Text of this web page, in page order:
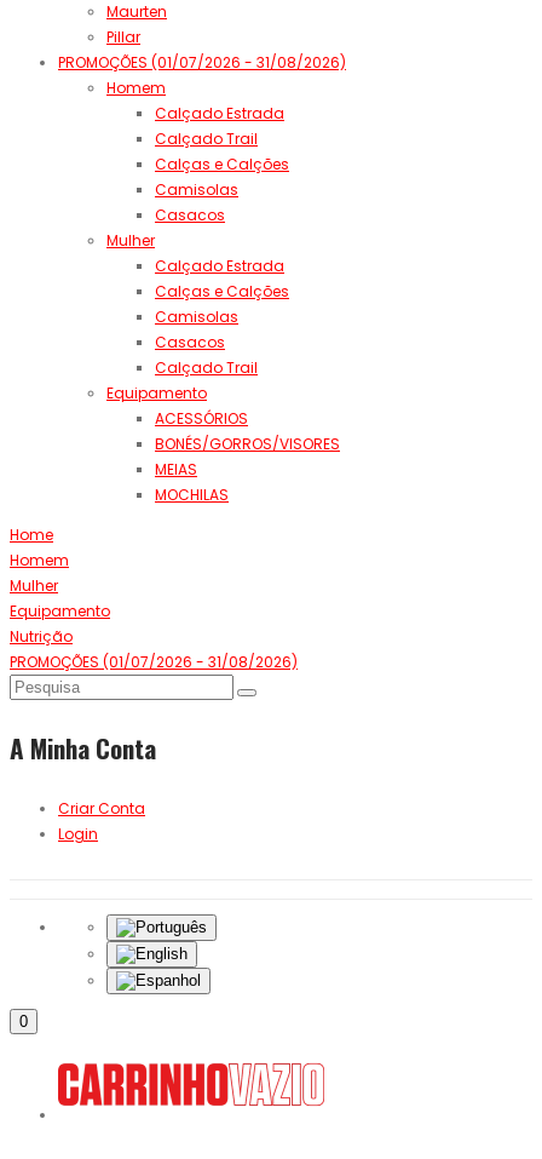
Maurten
Pillar
PROMOÇÕES (01/07/2026 - 31/08/2026)
Homem
Calçado Estrada
Calçado Trail
Calças e Calções
Camisolas
Casacos
Mulher
Calçado Estrada
Calças e Calções
Camisolas
Casacos
Calçado Trail
Equipamento
ACESSÓRIOS
BONÉS/GORROS/VISORES
MEIAS
MOCHILAS
Home
Homem
Mulher
Equipamento
Nutrição
PROMOÇÕES (01/07/2026 - 31/08/2026)
A Minha Conta
Criar Conta
Login
0